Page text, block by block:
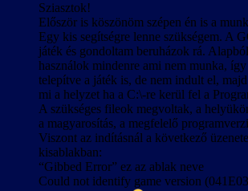
Sziasztok!
Először is köszönöm szépen én is a
Egy kis segítségre lenne szükségem. A
játék és gondoltam beruházok rá.
használok mindenre ami nem munka,
telepítve a játék is, de nem indult el,
mi a helyzet ha a C:\-re kerül fel a
A szükséges fileok megvoltak, a
a magyarosítás, a megfelelő
Viszont az indításnál a következő
kisablakban:
“Gibbed Error” ez az ablak neve
Could not identify game version